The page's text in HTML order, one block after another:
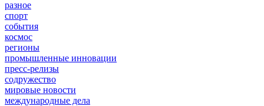
разное
спорт
события
космос
регионы
промышленные инновации
пресс-релизы
содружество
мировые новости
международные дела